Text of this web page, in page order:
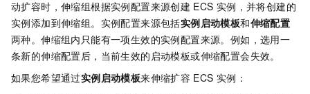
动扩容时，伸缩组根据实例配置来源创建 ECS 实例，并将创建的
实例添加到伸缩组。实例配置来源包括实例启动模板和伸缩配置
两种。伸缩组内只能有一项生效的实例配置来源。例如，选用一
条新的伸缩配置后，当前生效的启动模板或伸缩配置会失效。
如果您希望通过实例启动模板来伸缩扩容 ECS 实例：